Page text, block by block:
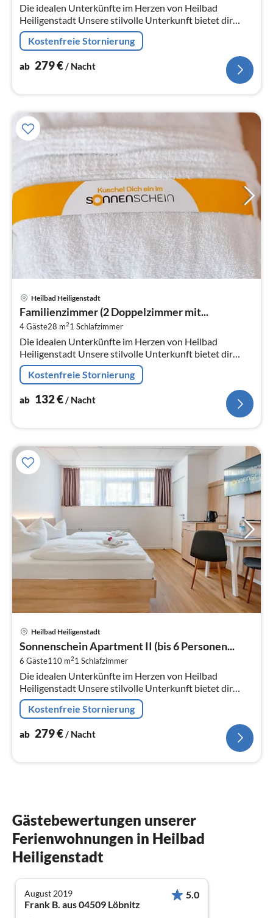
Die idealen Unterkünfte im Herzen von Heilbad
Heiligenstadt Unsere stilvolle Unterkunft bietet dir
moderne Annehmlichkeiten und eine zentrale Lage in
Heilbad Hei...
Kostenfreie Stornierung
ab 279€/ Nacht
Heilbad Heiligenstadt
Familienzimmer (2 Doppelzimmer mit...
4 Gäste28 m21 Schlafzimmer
Die idealen Unterkünfte im Herzen von Heilbad
Heiligenstadt Unsere stilvolle Unterkunft bietet dir
moderne Annehmlichkeiten und eine zentrale Lage in
Heilbad Hei...
Kostenfreie Stornierung
ab 132€/ Nacht
Heilbad Heiligenstadt
Sonnenschein Apartment II (bis 6 Personen...
6 Gäste110 m21 Schlafzimmer
Die idealen Unterkünfte im Herzen von Heilbad
Heiligenstadt Unsere stilvolle Unterkunft bietet dir
moderne Annehmlichkeiten und eine zentrale Lage in
Heilbad Hei...
Kostenfreie Stornierung
ab 279€ / Nacht
Gästebewertungen unserer
Ferienwohnungen in Heilbad
Heiligenstadt
August 2019
Frank B. aus 04509 Löbnitz
5.0